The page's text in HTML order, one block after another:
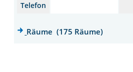
Telefon
Räume (175 Räume)